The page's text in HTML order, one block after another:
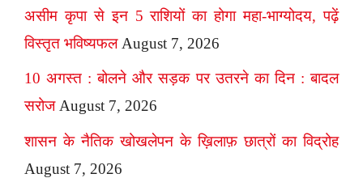
असीम कृपा से इन 5 राशियों का होगा महा-भाग्योदय, पढ़ें
विस्तृत भविष्यफल August 7, 2026
10 अगस्त : बोलने और सड़क पर उतरने का दिन : बादल
सरोज August 7, 2026
शासन के नैतिक खोखलेपन के ख़िलाफ़ छात्रों का विद्रोह
August 7, 2026